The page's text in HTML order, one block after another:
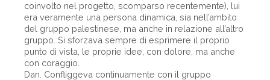
coinvolto nel progetto, scomparso recentemente), lui
era veramente una persona dinamica, sia nell’ambito
del gruppo palestinese, ma anche in relazione all’altro
gruppo. Si sforzava sempre di esprimere il proprio
punto di vista, le proprie idee, con dolore, ma anche
con coraggio.
Dan. Confliggeva continuamente con il gruppo